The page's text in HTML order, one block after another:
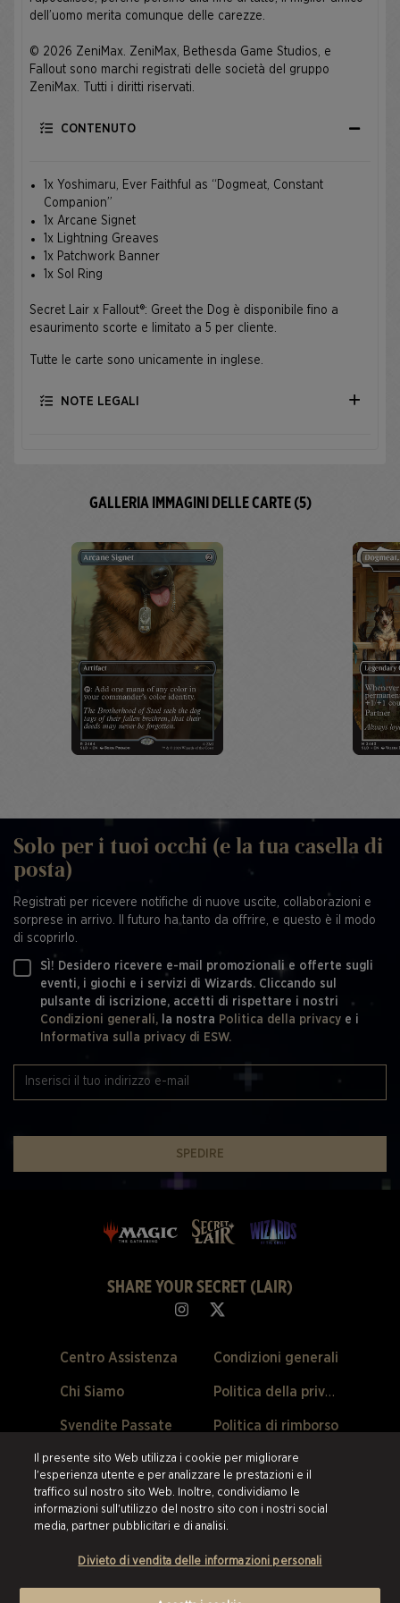
dell’uomo merita comunque delle carezze.
© 2026 ZeniMax. ZeniMax, Bethesda Game Studios, e
Fallout sono marchi registrati delle società del gruppo
ZeniMax. Tutti i diritti riservati.
CONTENUTO
1x Yoshimaru, Ever Faithful as “Dogmeat, Constant
Companion”
1x Arcane Signet
1x Lightning Greaves
1x Patchwork Banner
1x Sol Ring
Secret Lair x Fallout®: Greet the Dog è disponibile fino a
esaurimento scorte e limitato a 5 per cliente.
Tutte le carte sono unicamente in inglese.
NOTE LEGALI
GALLERIA IMMAGINI DELLE CARTE (5)
Solo per i tuoi occhi (e la tua casella di
posta)
Registrati per ricevere notifiche di nuove uscite, collaborazioni e
sorprese in arrivo. Il futuro ha tanto da offrire, e questo è il modo
di scoprirlo.
SÌ! Desidero ricevere e-mail promozionali e offerte sugli
eventi, i giochi e i servizi di Wizards. Cliccando sul
pulsante di iscrizione, accetti di rispettare i nostri
Condizioni generali,
la nostra Politica della privacy e i
Informativa sulla privacy di ESW.
SPEDIRE
SHARE YOUR SECRET (LAIR)
Centro Assistenza
Chi Siamo
Svendite Passate
Preferenze Cookie
Condizioni generali
Politica della privacy
Politica di rimborso
©2026 ESW France SAS. Tutti i diritti riservati. Tutti i marchi sono di
proprietà dei loro rispettivi titolari negli Stati Uniti e negli altri paesi.
France SAS è il rivenditore autorizzato e il fornitore di tutti i prodotti e i
Il presente sito Web utilizza i cookie per migliorare
l'esperienza utente e per analizzare le prestazioni e il
traffico sul nostro sito Web. Inoltre, condividiamo le
informazioni sull'utilizzo del nostro sito con i nostri social
media, partner pubblicitari e di analisi.
Divieto di vendita delle informazioni personali